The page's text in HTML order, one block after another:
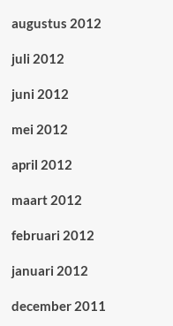
augustus 2012
juli 2012
juni 2012
mei 2012
april 2012
maart 2012
februari 2012
januari 2012
december 2011